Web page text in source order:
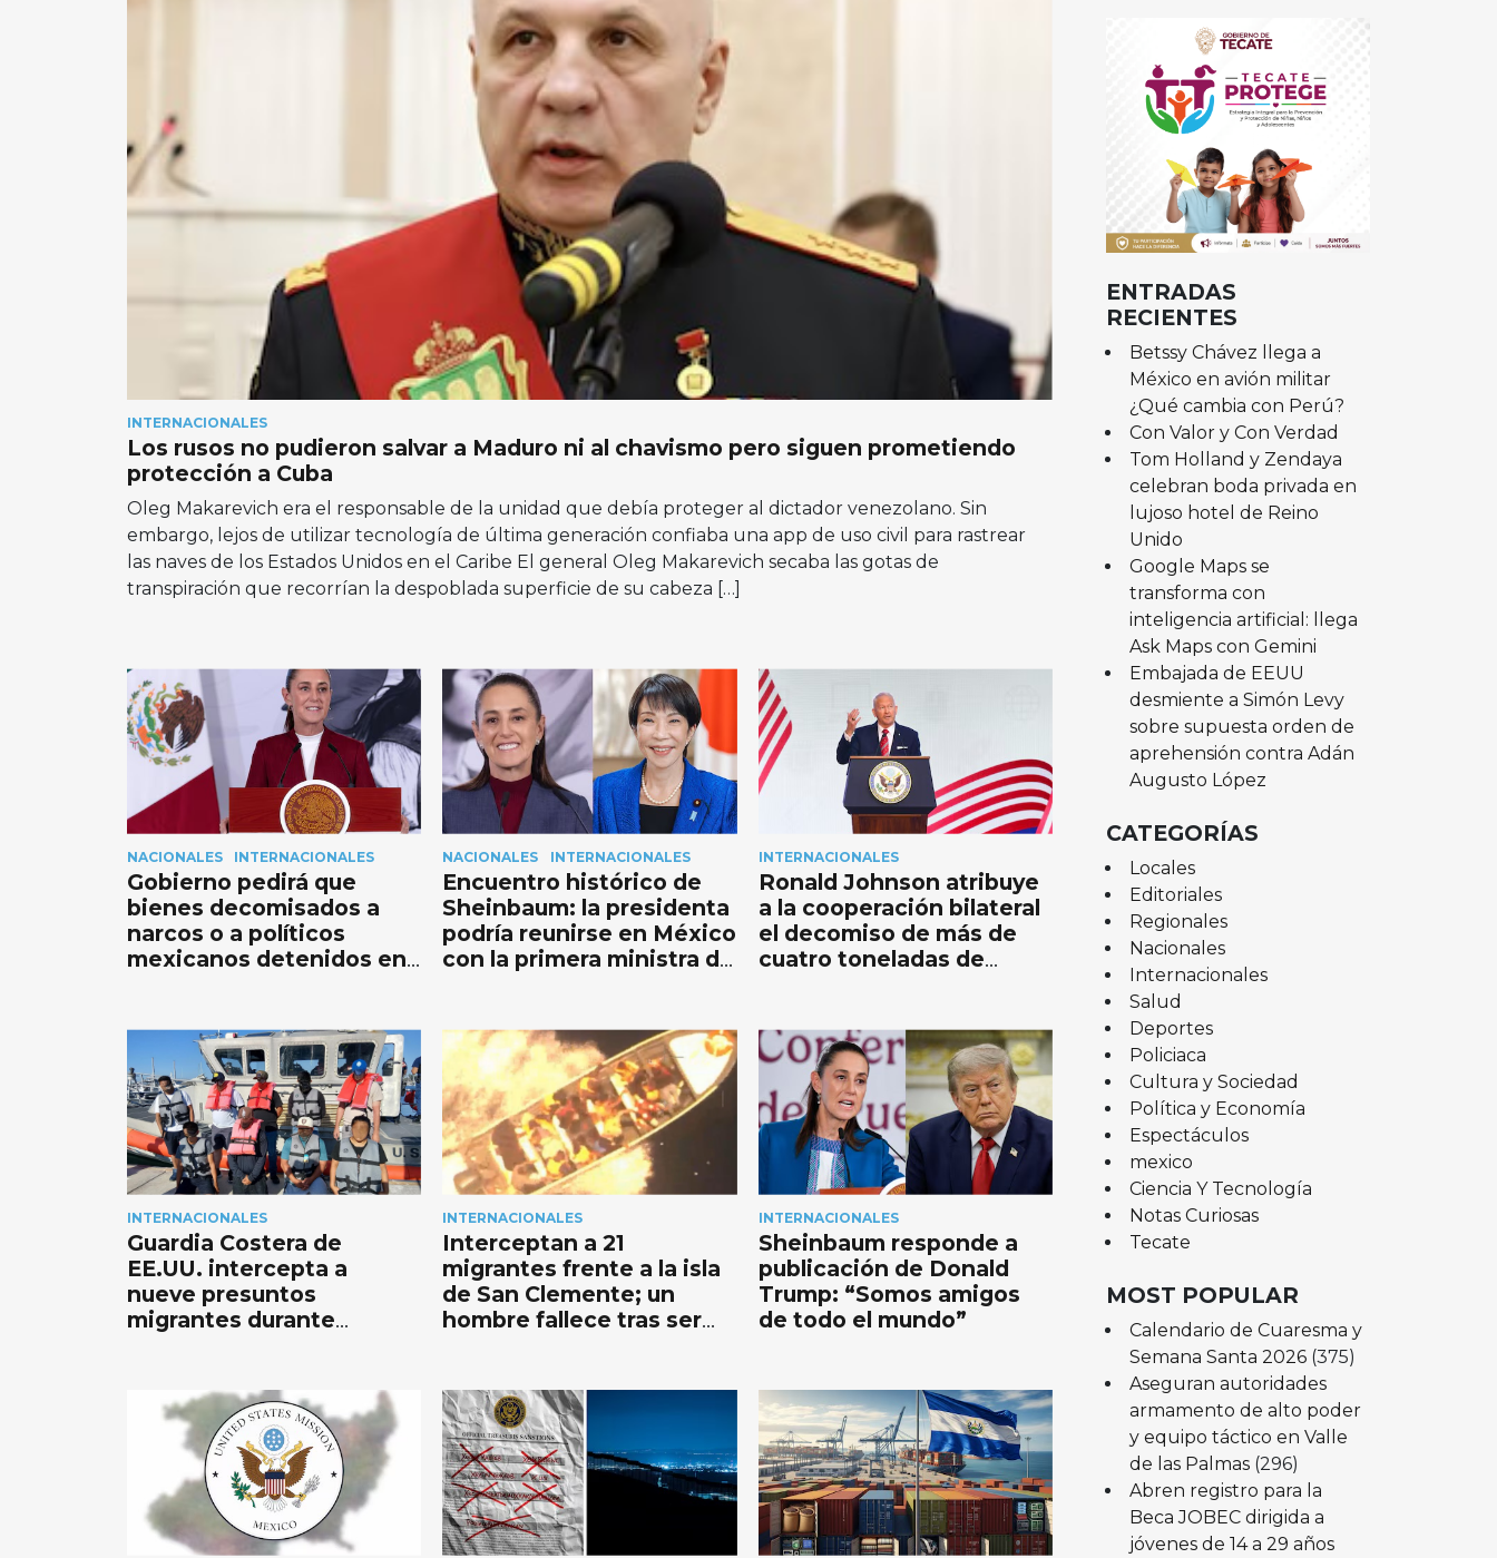
INTERNACIONALES
Los rusos no pudieron salvar a Maduro ni al chavismo pero siguen prometiendo
protección a Cuba
Oleg Makarevich era el responsable de la unidad que debía proteger al dictador venezolano. Sin
embargo, lejos de utilizar tecnología de última generación confiaba una app de uso civil para rastrear
las naves de los Estados Unidos en el Caribe El general Oleg Makarevich secaba las gotas de
transpiración que recorrían la despoblada superficie de su cabeza […]
NACIONALES INTERNACIONALES
Gobierno pedirá que
bienes decomisados a
narcos o a políticos
mexicanos detenidos en
NACIONALES INTERNACIONALES
Encuentro histórico de
Sheinbaum: la presidenta
podría reunirse en México
con la primera ministra de
INTERNACIONALES
Ronald Johnson atribuye
a la cooperación bilateral
el decomiso de más de
cuatro toneladas de
INTERNACIONALES
Guardia Costera de
EE.UU. intercepta a
nueve presuntos
migrantes durante
INTERNACIONALES
Interceptan a 21
migrantes frente a la isla
de San Clemente; un
hombre fallece tras ser
INTERNACIONALES
Sheinbaum responde a
publicación de Donald
Trump: “Somos amigos
de todo el mundo”
ENTRADAS
RECIENTES
Betssy Chávez llega a
México en avión militar
¿Qué cambia con Perú?
Con Valor y Con Verdad
Tom Holland y Zendaya
celebran boda privada en
lujoso hotel de Reino
Unido
Google Maps se
transforma con
inteligencia artificial: llega
Ask Maps con Gemini
Embajada de EEUU
desmiente a Simón Levy
sobre supuesta orden de
aprehensión contra Adán
Augusto López
CATEGORÍAS
Locales
Editoriales
Regionales
Nacionales
Internacionales
Salud
Deportes
Policiaca
Cultura y Sociedad
Política y Economía
Espectáculos
mexico
Ciencia Y Tecnología
Notas Curiosas
Tecate
MOST POPULAR
Calendario de Cuaresma y
Semana Santa 2026 (375)
Aseguran autoridades
armamento de alto poder
y equipo táctico en Valle
de las Palmas (296)
Abren registro para la
Beca JOBEC dirigida a
jóvenes de 14 a 29 años